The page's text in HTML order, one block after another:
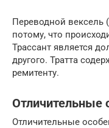
Переводной вексель
потому, что
Трассант является
другого. Тратта
ремитенту.
Отличительные
Отличительные